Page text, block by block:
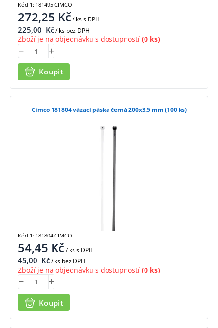
272,25 Kč/ kss DPH
225,00 Kč/ ks bez DPH
Zboží je na objednávku s dostupností (0 ks)
Koupit
Kód 1: 181495 CIMCO
Cimco 181804 vázací páska černá 200x3.5 mm (100 ks)
54,45 Kč/ kss DPH
45,00 Kč/ ks bez DPH
Zboží je na objednávku s dostupností (0 ks)
Koupit
Kód 1: 181804 CIMCO